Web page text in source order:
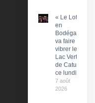
« Le Lot
en
Bodéga »
va faire
vibrer le
Lac Vert
de Catus
ce lundi
7 août
2026